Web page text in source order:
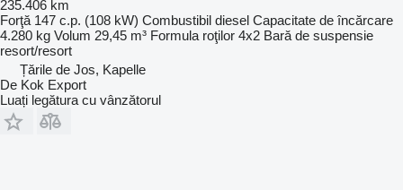
235.406 km
Forţă 147 c.p. (108 kW) Combustibil diesel Capacitate de încărcare
4.280 kg Volum 29,45 m³ Formula roţilor 4x2 Bară de suspensie
resort/resort
Țările de Jos, Kapelle
De Kok Export
Luați legătura cu vânzătorul